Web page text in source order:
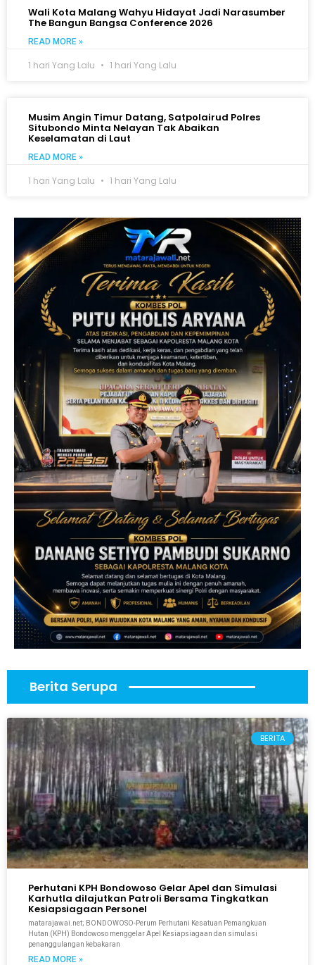
Wali Kota Malang Wahyu Hidayat Jadi Narasumber
The Bangun Bangsa Conference 2026
READ MORE »
1 hari Yang Lalu 1 hari Yang Lalu
Musim Angin Timur Datang, Satpolairud Polres
Situbondo Minta Nelayan Tak Abaikan
Keselamatan di Laut
READ MORE »
1 hari Yang Lalu 1 hari Yang Lalu
Berita Serupa
BERITA
Perhutani KPH Bondowoso Gelar Apel dan Simulasi
Karhutla dilajutkan Patroli Bersama Tingkatkan
Kesiapsiagaan Personel
matarajawai.net; BONDOWOSO-Perum Perhutani Kesatuan Pemangkuan
Hutan (KPH) Bondowoso menggelar Apel Kesiapsiagaan dan simulasi
penanggulangan kebakaran
READ MORE »